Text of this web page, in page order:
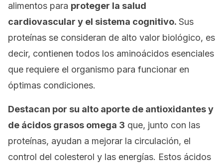
alimentos para proteger la salud
cardiovascular y el sistema cognitivo. Sus
proteínas se consideran de alto valor biológico, es
decir, contienen todos los aminoácidos esenciales
que requiere el organismo para funcionar en
óptimas condiciones.
Destacan por su alto aporte de antioxidantes y
de ácidos grasos omega 3 que, junto con las
proteínas, ayudan a mejorar la circulación, el
control del colesterol y las energías. Estos ácidos